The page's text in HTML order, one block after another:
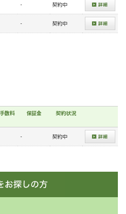
- 契約中
- 契約中
数料 保証金 契約状況
- 契約中